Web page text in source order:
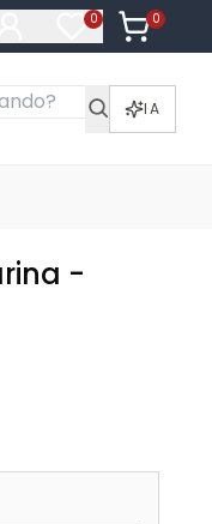
0
Articoli nella
0
Articoli
IA
-